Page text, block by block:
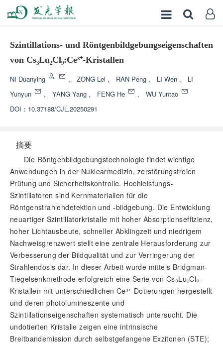
Szintillations- und Röntgenbildgebungseigenschaften
von Cs₃Lu₂Cl₉:Ce³⁺-Kristallen
NI Duanying , ZONG Lei , RAN Peng , LI Wen ,
LI
Yunyun
, YANG Yang , FENG He ,
WU Yuntao
DOI： 10.37188/CJL.20250291
摘要
Die Röntgenbildgebungstechnologie findet wichtige
Anwendungen in der Nuklearmedizin, zerstörungsfreien
Prüfung und Sicherheitskontrolle. Hochleistungs-
Szintillatoren sind Kernmaterialien für die
Röntgenstrahlendetektion und -bildgebung. Die Entwicklung
neuartiger Szintillatorkristalle mit hoher Absorptionseffizienz,
hoher Lichtausbeute, schneller Abklingzeit und niedrigem
Nachweisgrenzwert stellt eine zentrale Herausforderung zur
Verbesserung der Bildqualität und zur Verringerung der
Strahlendosis dar. In dieser Arbeit wurde mittels Bridgman-
Tiegelsenkmethode erfolgreich eine Serie von Cs₃Lu₂Cl₉-
Kristallen mit unterschiedlichen Ce³⁺-Dotierungen hergestellt
und deren photolumineszente und
Szintillationseigenschaften systematisch untersucht. Die
undotierten Kristalle zeigen eine intrinsische
Breitbandemission durch selbstgefangene Exzitonen (STE);